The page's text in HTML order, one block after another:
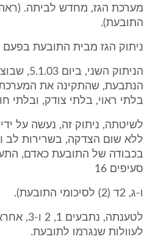
התובעת).
ניתוק הגז מבית התובעת בפעם
הנתבעת, שהתקינה את
בלתי ראוי, בלתי צודק, ובלתי
לשיטתה, ניתוק זה, נעשה על
ללא שום הצדקה, בשרירות לב
בכבודה של התובעת כאדם,
סעיפים 16
ו-ג, 2ד (2) לסיכומי התובעת).
לטענתה,
לעוולות שנגרמו לתובעת.